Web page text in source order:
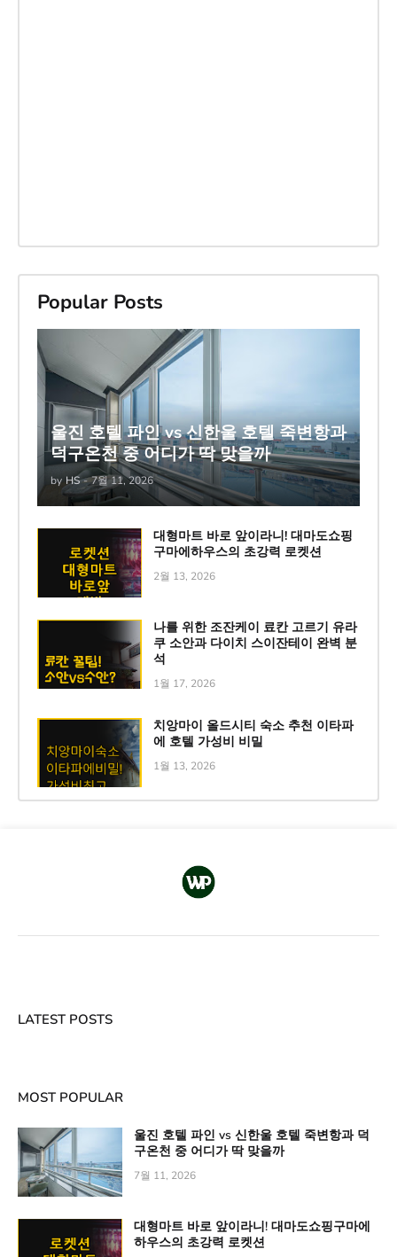
Popular Posts
울진 호텔 파인 vs 신한울 호텔 죽변항과
덕구온천 중 어디가 딱 맞을까
by HS - 7월 11, 2026
대형마트 바로 앞이라니! 대마도쇼핑
구마에하우스의 초강력 로켓션
2월 13, 2026
나를 위한 조잔케이 료칸 고르기 유라
쿠 소안과 다이치 스이잔테이 완벽 분
석
1월 17, 2026
치앙마이 올드시티 숙소 추천 이타파
에 호텔 가성비 비밀
1월 13, 2026
LATEST POSTS
MOST POPULAR
울진 호텔 파인 vs 신한울 호텔 죽변항과 덕
구온천 중 어디가 딱 맞을까
7월 11, 2026
대형마트 바로 앞이라니! 대마도쇼핑구마에
하우스의 초강력 로켓션